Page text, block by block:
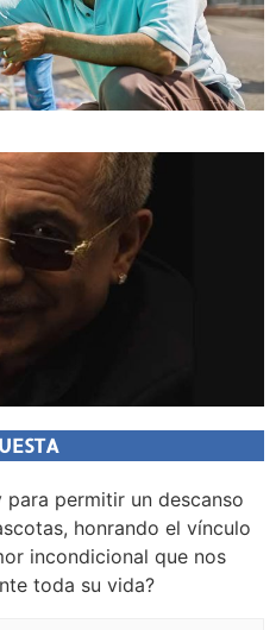
para permitir un descanso
honrando el vínculo
incondicional que nos
toda su vida?